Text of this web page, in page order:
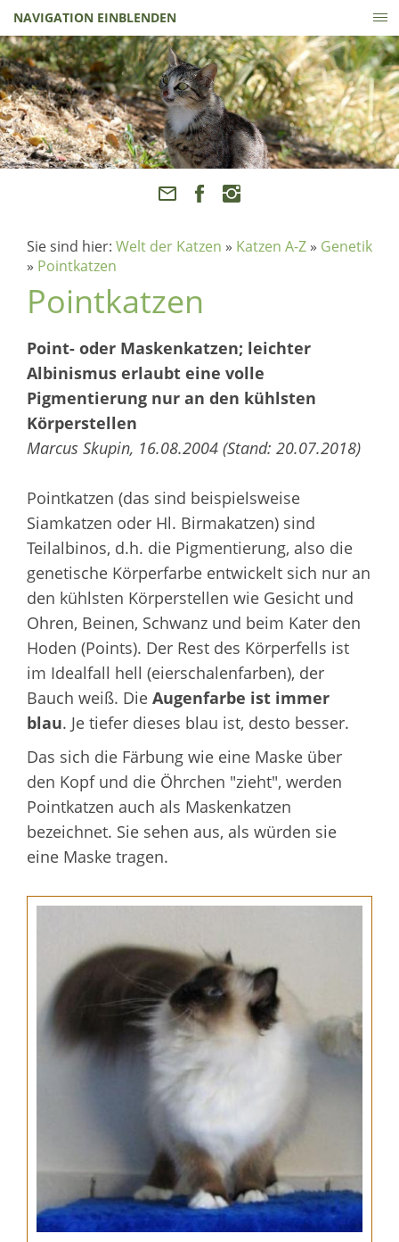
NAVIGATION EINBLENDEN
Sie sind hier: Welt der Katzen » Katzen A-Z » Genetik
» Pointkatzen
Pointkatzen
Point- oder Maskenkatzen; leichter
Albinismus erlaubt eine volle
Pigmentierung nur an den kühlsten
Körperstellen
Marcus Skupin, 16.08.2004 (Stand: 20.07.2018)
Pointkatzen (das sind beispielsweise
Siamkatzen oder Hl. Birmakatzen) sind
Teilalbinos, d.h. die Pigmentierung, also die
genetische Körperfarbe entwickelt sich nur an
den kühlsten Körperstellen wie Gesicht und
Ohren, Beinen, Schwanz und beim Kater den
Hoden (Points). Der Rest des Körperfells ist
im Idealfall hell (eierschalenfarben), der
Bauch weiß. Die Augenfarbe ist immer
blau. Je tiefer dieses blau ist, desto besser.
Das sich die Färbung wie eine Maske über
den Kopf und die Öhrchen "zieht", werden
Pointkatzen auch als Maskenkatzen
bezeichnet. Sie sehen aus, als würden sie
eine Maske tragen.